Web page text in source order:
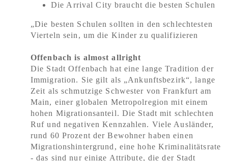
Die Arrival City braucht die besten Schulen
„Die besten Schulen sollten in den schlechtesten
Vierteln sein, um die Kinder zu qualifizieren
Offenbach is almost allright
Die Stadt Offenbach hat eine lange Tradition der
Immigration. Sie gilt als „Ankunftsbezirk“, lange
Zeit als schmutzige Schwester von Frankfurt am
Main, einer globalen Metropolregion mit einem
hohen Migrationsanteil. Die Stadt mit schlechten
Ruf und negativen Kennzahlen. Viele Ausländer,
rund 60 Prozent der Bewohner haben einen
Migrationshintergrund, eine hohe Kriminalitätsrate
- das sind nur einige Attribute, die der Stadt